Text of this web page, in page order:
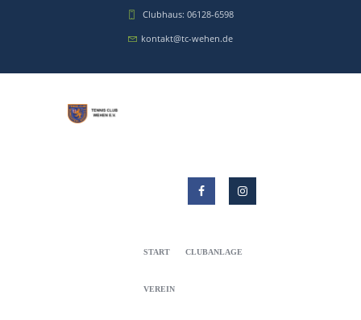
Clubhaus: 06128-6598
kontakt@tc-wehen.de
START CLUBANLAGE
VEREIN